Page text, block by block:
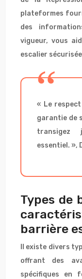
plateformes
des
vigueur, vous
escalier
« Le
garantie de
transigez
essentiel. »,
Types de
barrière
Il existe divers
offrant des
spécifiques en